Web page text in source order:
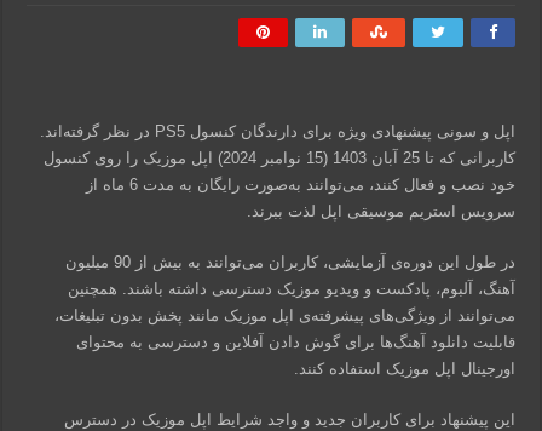
اپل و سونی پیشنهادی ویژه برای دارندگان کنسول PS5 در نظر گرفته‌اند.
کاربرانی که تا 25 آبان 1403 (15 نوامبر 2024) اپل موزیک را روی کنسول
خود نصب و فعال کنند، می‌توانند به‌صورت رایگان به مدت 6 ماه از
سرویس استریم موسیقی اپل لذت ببرند.
در طول این دوره‌ی آزمایشی، کاربران می‌توانند به بیش از 90 میلیون
آهنگ، آلبوم، پادکست و ویدیو موزیک دسترسی داشته باشند. همچنین
می‌توانند از ویژگی‌های پیشرفته‌ی اپل موزیک مانند پخش بدون تبلیغات،
قابلیت دانلود آهنگ‌ها برای گوش دادن آفلاین و دسترسی به محتوای
اورجینال اپل موزیک استفاده کنند.
این پیشنهاد برای کاربران جدید و واجد شرایط اپل موزیک در دسترس